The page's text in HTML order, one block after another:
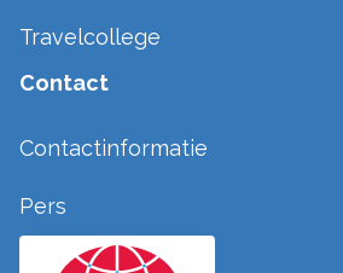
Travelcollege
Contact
Contactinformatie
Pers